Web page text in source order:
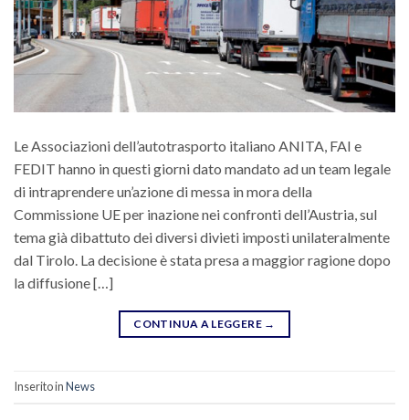
Le Associazioni dell’autotrasporto italiano ANITA, FAI e
FEDIT hanno in questi giorni dato mandato ad un team legale
di intraprendere un’azione di messa in mora della
Commissione UE per inazione nei confronti dell’Austria, sul
tema già dibattuto dei diversi divieti imposti unilateralmente
dal Tirolo. La decisione è stata presa a maggior ragione dopo
la diffusione […]
CONTINUA A LEGGERE →
Inserito inNews